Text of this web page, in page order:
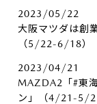
2023/05/22
大阪マツダは創
（5/22-6/18）
2023/04/21
MAZDA2「#東
ン」（4/21-5/